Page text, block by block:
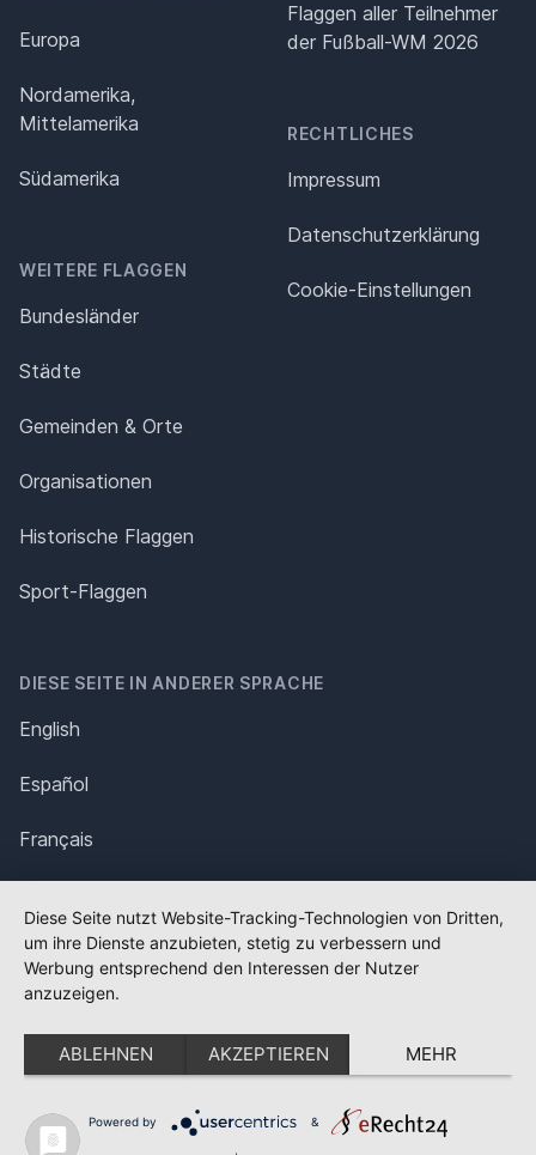
Europa
Nordamerika,
Mittelamerika
Südamerika
WEITERE FLAGGEN
Bundesländer
Städte
Gemeinden & Orte
Organisationen
Historische Flaggen
Sport-Flaggen
Flaggen aller Teilnehmer
der Fußball-WM 2026
RECHTLICHES
Impressum
Datenschutz­erklärung
Cookie-Einstellungen
DIESE SEITE IN ANDERER SPRACHE
English
Español
Français
Polska
Português
Nederlands
Svenska
Diese Seite nutzt Website-Tracking-Technologien von Dritten,
um ihre Dienste anzubieten, stetig zu verbessern und
Werbung entsprechend den Interessen der Nutzer
anzuzeigen.
ABLEHNEN AKZEPTIEREN MEHR
Powered by &